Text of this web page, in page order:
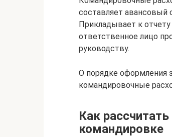
составляет авансовый
Прикладывает к отчету
ответственное лицо
руководству.
О порядке оформления
командировочные
Как
командировке